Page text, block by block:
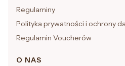
Regulaminy
Polityka prywatności i ochrony
Regulamin Voucherów
O NAS